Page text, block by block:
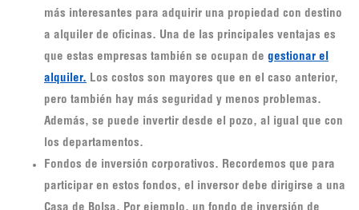
más interesantes para adquirir una propiedad con destino
a alquiler de oficinas. Una de las principales ventajas es
que estas empresas también se ocupan de gestionar el
alquiler. Los costos son mayores que en el caso anterior,
pero también hay más seguridad y menos problemas.
Además, se puede invertir desde el pozo, al igual que con
los departamentos.
Fondos de inversión corporativos. Recordemos que para
participar en estos fondos, el inversor debe dirigirse a una